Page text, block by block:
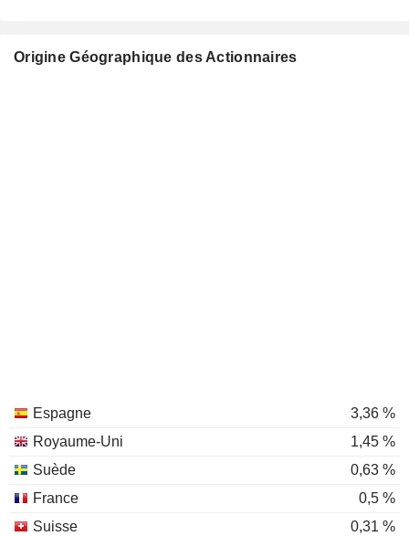
Origine Géographique des Actionnaires
Espagne
3,36 %
Royaume-Uni
1,45 %
Suède
0,63 %
France
0,5 %
Suisse
0,31 %